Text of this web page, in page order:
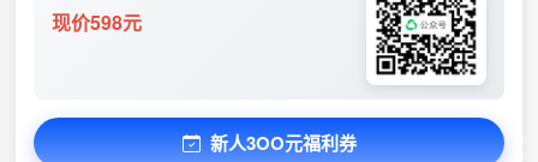
现价598元
新人3OO元福利券